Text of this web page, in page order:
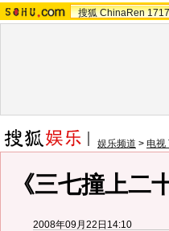
搜狐 ChinaRen
娱乐频道 > 电视
《三七撞上二
2008年09月22日14:10